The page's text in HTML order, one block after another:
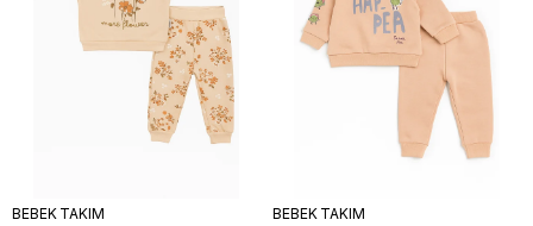
BEBEK TAKIM
BEBEK TAKIM